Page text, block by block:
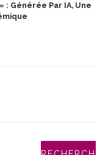
: Générée Par IA, Une